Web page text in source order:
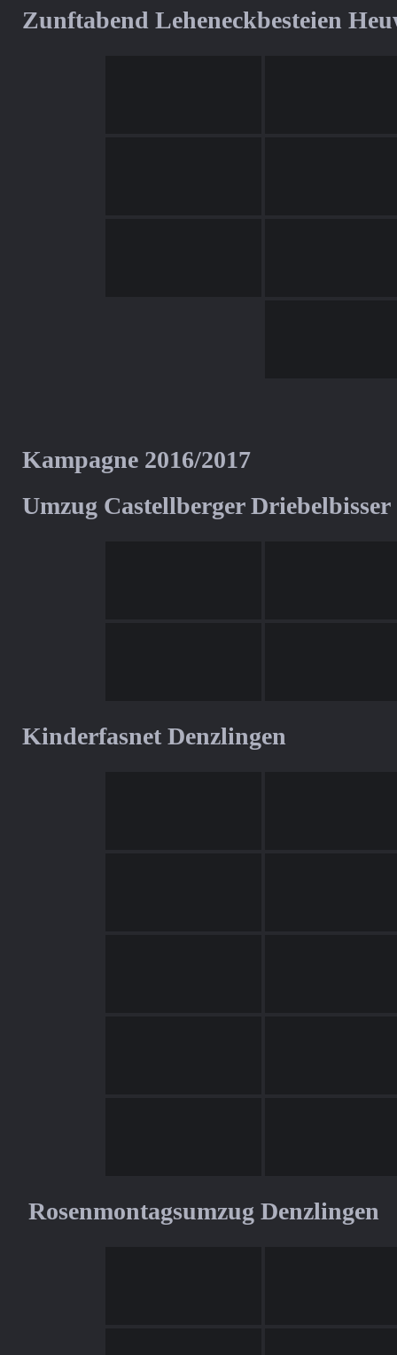
Zunftabend Leheneckbesteien
Kampagne 2016/2017
Umzug Castellberger
Kinderfasnet Denzlingen
Rosenmontagsumzug Denzlingen